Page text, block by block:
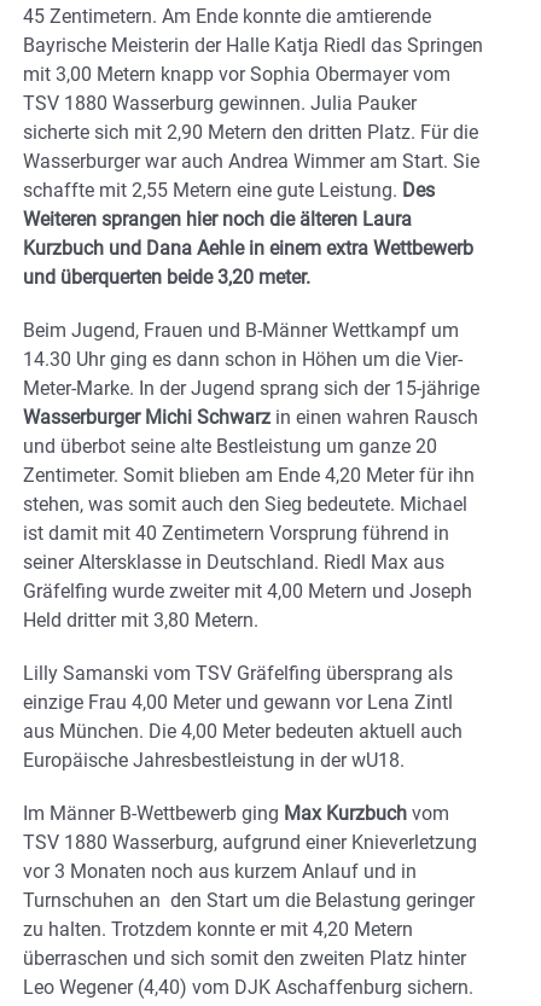
45 Zentimetern. Am Ende konnte die amtierende
Bayrische Meisterin der Halle Katja Riedl das Springen
mit 3,00 Metern knapp vor Sophia Obermayer vom
TSV 1880 Wasserburg gewinnen. Julia Pauker
sicherte sich mit 2,90 Metern den dritten Platz. Für die
Wasserburger war auch Andrea Wimmer am Start. Sie
schaffte mit 2,55 Metern eine gute Leistung. Des
Weiteren sprangen hier noch die älteren Laura
Kurzbuch und Dana Aehle in einem extra Wettbewerb
und überquerten beide 3,20 meter.
Beim Jugend, Frauen und B-Männer Wettkampf um
14.30 Uhr ging es dann schon in Höhen um die Vier-
Meter-Marke. In der Jugend sprang sich der 15-jährige
Wasserburger Michi Schwarz in einen wahren Rausch
und überbot seine alte Bestleistung um ganze 20
Zentimeter. Somit blieben am Ende 4,20 Meter für ihn
stehen, was somit auch den Sieg bedeutete. Michael
ist damit mit 40 Zentimetern Vorsprung führend in
seiner Altersklasse in Deutschland. Riedl Max aus
Gräfelfing wurde zweiter mit 4,00 Metern und Joseph
Held dritter mit 3,80 Metern.
Lilly Samanski vom TSV Gräfelfing übersprang als
einzige Frau 4,00 Meter und gewann vor Lena Zintl
aus München. Die 4,00 Meter bedeuten aktuell auch
Europäische Jahresbestleistung in der wU18.
Im Männer B-Wettbewerb ging Max Kurzbuch vom
TSV 1880 Wasserburg, aufgrund einer Knieverletzung
vor 3 Monaten noch aus kurzem Anlauf und in
Turnschuhen an den Start um die Belastung geringer
zu halten. Trotzdem konnte er mit 4,20 Metern
überraschen und sich somit den zweiten Platz hinter
Leo Wegener (4,40) vom DJK Aschaffenburg sichern.